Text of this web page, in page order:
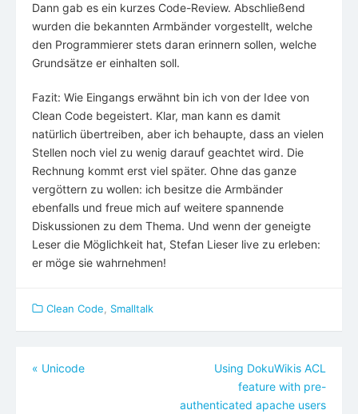
Dann gab es ein kurzes Code-Review. Abschließend
wurden die bekannten Armbänder vorgestellt, welche
den Programmierer stets daran erinnern sollen, welche
Grundsätze er einhalten soll.
Fazit: Wie Eingangs erwähnt bin ich von der Idee von
Clean Code begeistert. Klar, man kann es damit
natürlich übertreiben, aber ich behaupte, dass an vielen
Stellen noch viel zu wenig darauf geachtet wird. Die
Rechnung kommt erst viel später. Ohne das ganze
vergöttern zu wollen: ich besitze die Armbänder
ebenfalls und freue mich auf weitere spannende
Diskussionen zu dem Thema. Und wenn der geneigte
Leser die Möglichkeit hat, Stefan Lieser live zu erleben:
er möge sie wahrnehmen!
Clean Code Smalltalk
Beitragsnavigation
« Unicode
Using DokuWikis ACL
feature with pre-
authenticated apache users